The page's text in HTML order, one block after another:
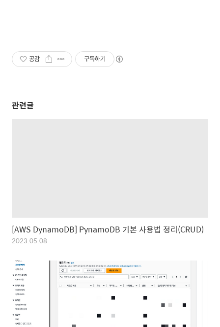
공감 구독하기
관련글
[AWS DynamoDB] PynamoDB 기본 사용법 정리(CRUD)
2023.05.08